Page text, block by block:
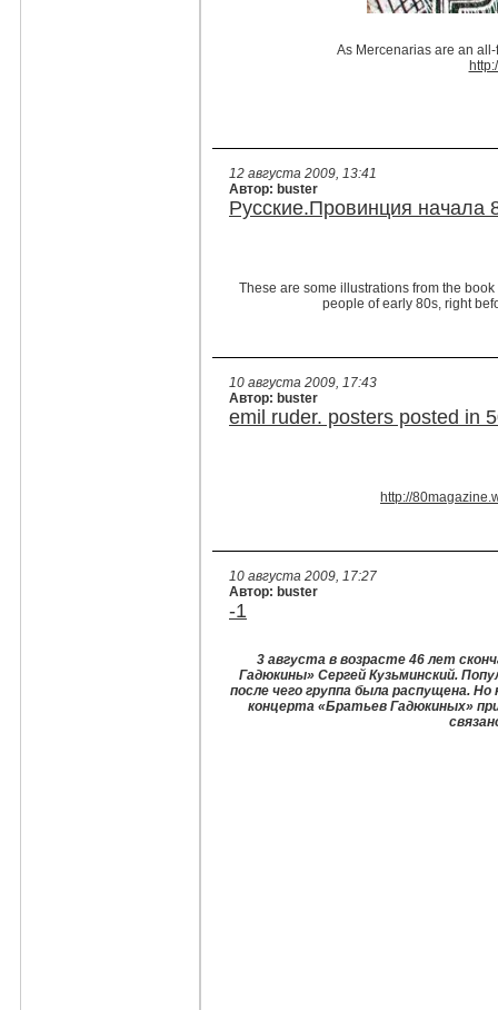
As Mercenarias are an
12 августа 2009, 13:41
Автор: buster
Русские.Провинция начала
These are some illustrations from the
people of early 80s, right
10 августа 2009, 17:43
Автор: buster
emil ruder. posters posted in
http://
10 августа 2009, 17:27
Автор: buster
-1
3 августа в возрасте 46 лет
Гадюкины» Сергей Кузьминский.
после чего группа была распущена.
концерта «Братьев Гадюкиных»